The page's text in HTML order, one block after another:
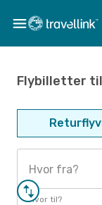
Flybilletter til
Hvor fra?
Hvor til?